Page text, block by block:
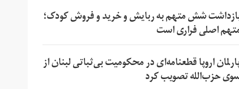
شش متهم به ربایش و خرید و فروش کودک؛
اصلی فراری است
اروپا قطعنامه‌ای در محکومیت بی‌ثباتی لبنان از
حزب‌الله تصویب کرد